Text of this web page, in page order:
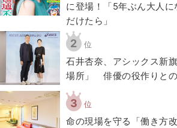
に登場！「5年ぶん大人に
だけたら」
2 位
石井杏奈、アシックス新
場所」 俳優の役作りと
3 位
命の現場を守る「働き方